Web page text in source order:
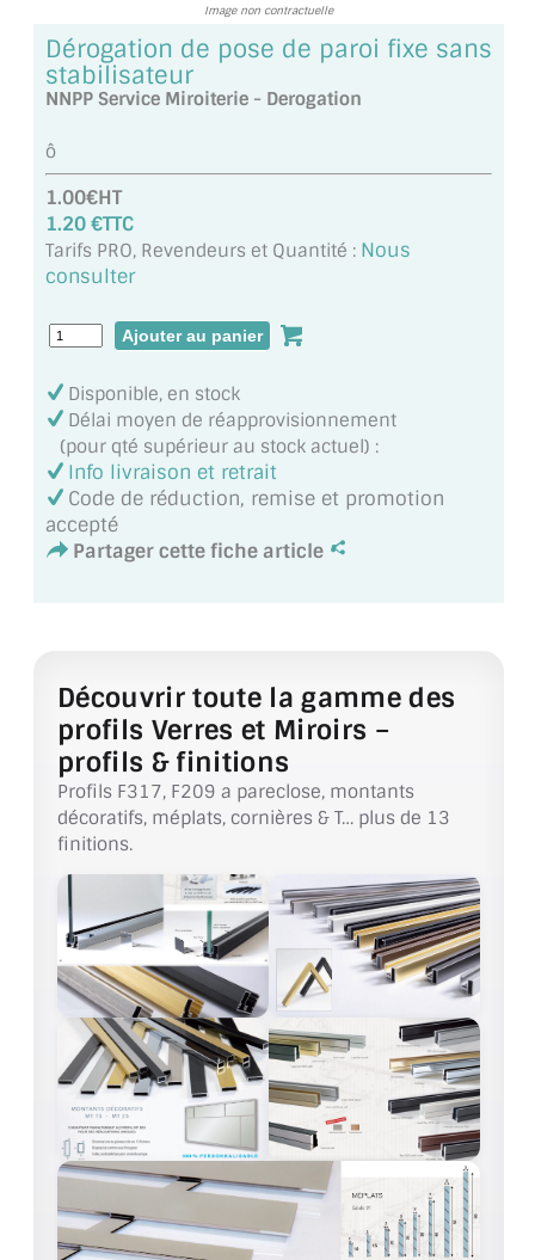
MIROIR VIEILLI
MIROIR DÉCORATIF DE COULEUR
LOTS DE MIROIRS EN MOZAÏQUE
MIROIR POUR PORTE
MIROIR DE SALLE DE BAIN
MIROIR POUR SALLE DE SPORT
MIROIR POUR SALLE DE DANSE
MIROIR ENCADRÉ
MIROIR TV
VERRE SUR MESURE
PAROI DE DOUCHE
VERRE FEUILLETÉ
VERRE ANTI-REFLET
VERRE LAQUÉ/CRÉDENCE
VERRE FEUILLETÉ/TREMPÉ
DALLE DE SOL EN VERRE
PORTE EN VERRE
GARDE CORPS EN VERRE
VERRIÈRE TYPE ATELIER
VERRES TEXTURÉS
PLEXIGLAS PMMA
Image non contractuelle
Dérogation de pose de paroi fixe sans
stabilisateur
NNPP Service Miroiterie - Derogation
ô
1.00€HT
1.20 €TTC
Tarifs PRO, Revendeurs et Quantité : Nous
consulter
Disponible, en stock
Délai moyen de réapprovisionnement
(pour qté supérieur au stock actuel) :
Info livraison et retrait
Code de réduction, remise et promotion
accepté
Partager cette fiche article
Découvrir toute la gamme des
profils Verres et Miroirs –
profils & finitions
Profils F317, F209 a pareclose, montants
décoratifs, méplats, cornières & T… plus de 13
finitions.